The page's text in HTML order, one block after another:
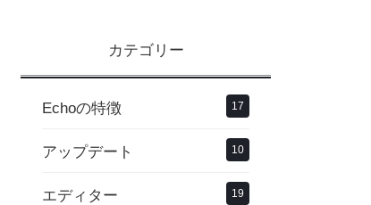
カテゴリー
Echoの特徴 17
アップデート 10
エディター 19